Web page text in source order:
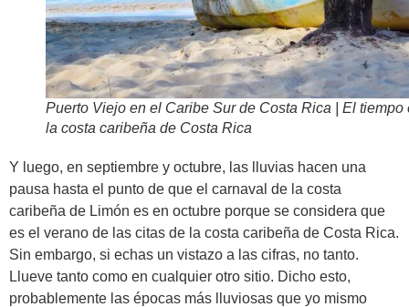
Puerto Viejo en el Caribe Sur de Costa Rica | El tiempo
la costa caribeña de Costa Rica
Y luego, en septiembre y octubre, las lluvias hacen una
pausa hasta el punto de que el carnaval de la costa
caribeña de Limón es en octubre porque se considera que
es el verano de las citas de la costa caribeña de Costa Rica.
Sin embargo, si echas un vistazo a las cifras, no tanto.
Llueve tanto como en cualquier otro sitio. Dicho esto,
probablemente las épocas más lluviosas que yo mismo